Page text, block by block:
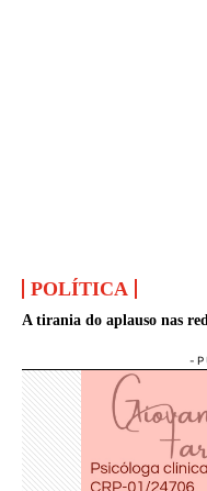
POLÍTICA
A tirania do aplauso nas